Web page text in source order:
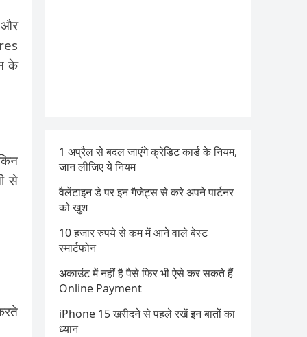
और
के
से
1 अप्रैल से बदल जाएंगे क्रेडिट कार्ड के नियम,
जान लीजिए ये नियम
वैलेंटाइन डे पर इन गैजेट्स से करे अपने पार्टनर
को खुश
10 हजार रुपये से कम में आने वाले बेस्ट
स्मार्टफोन
अकाउंट में नहीं है पैसे फिर भी ऐसे कर सकते हैं
Online Payment
iPhone 15 खरीदने से पहले रखें इन बातों का
ध्यान